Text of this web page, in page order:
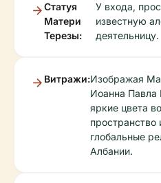
Статуя
Матери
Терезы:
У входа,
известную
деятельницу.
Витражи:Изображая
Иоанна Павла
яркие цвета
глобальные
Албании.